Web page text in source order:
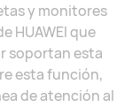
y monitores
HUAWEI que
soportan esta
esta función,
de atención al